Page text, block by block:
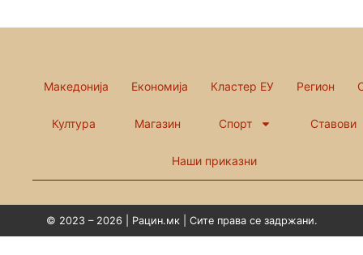
Македонија Економија Кластер ЕУ Регион
Култура Магазин Спорт Ставови
Наши приказни
© 2023 – 2026 | Рацин.мк | Сите права се задржани.